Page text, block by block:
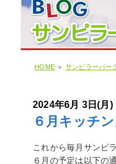
HOME ＞ サンピラーパー
2024年6月 3日(月)
６月キッチ
これから毎月サンピ
６月の予定は以下の